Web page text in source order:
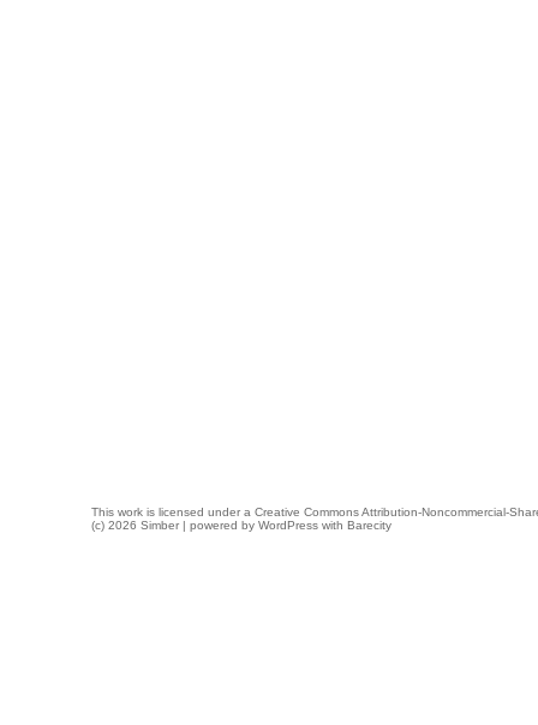
This work is licensed under a Creative Commons Attribution-Noncommercial-
(c) 2026 Simber | powered by WordPress with Barecity